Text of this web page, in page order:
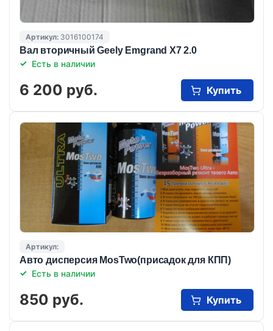
Артикул: 3016100174
Вал вторичный Geely Emgrand X7 2.0
Есть в наличии
6 200 руб. Купить
Артикул:
Авто дисперсия MosTwo(присадок для КПП)
Есть в наличии
850 руб. Купить